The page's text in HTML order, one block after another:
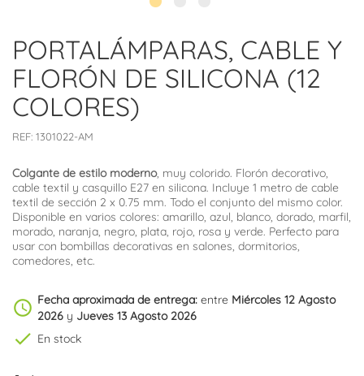
PORTALÁMPARAS, CABLE Y
FLORÓN DE SILICONA (12
COLORES)
REF: 1301022-AM
Colgante de estilo moderno, muy colorido. Florón decorativo,
cable textil y casquillo E27 en silicona. Incluye 1 metro de cable
textil de sección 2 x 0.75 mm. Todo el conjunto del mismo color.
Disponible en varios colores: amarillo, azul, blanco, dorado, marfil,
morado, naranja, negro, plata, rojo, rosa y verde. Perfecto para
usar con bombillas decorativas en salones, dormitorios,
comedores, etc.
schedule Fecha aproximada de entrega: entre Miércoles 12 Agosto
2026 y Jueves 13 Agosto 2026
check En stock